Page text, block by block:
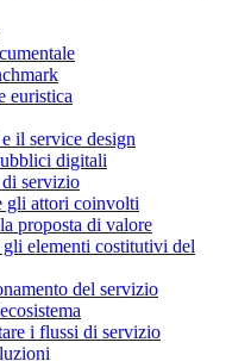
euristica
il service design
digitali
servizio
gli attori coinvolti
proposta di valore
elementi costitutivi del
del servizio
i flussi di servizio